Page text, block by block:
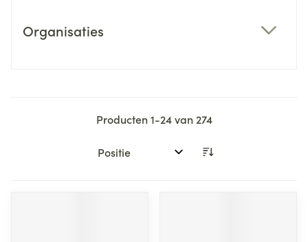
Organisaties
Producten1-24van 274
Sorteer op: